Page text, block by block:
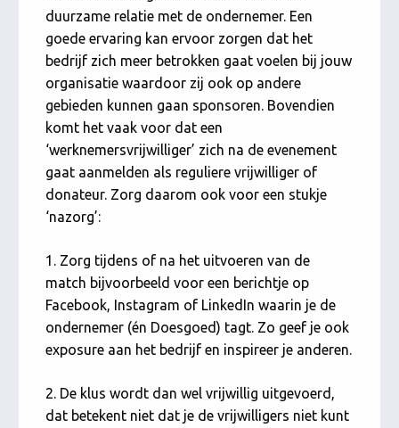
duurzame relatie met de ondernemer. Een
goede ervaring kan ervoor zorgen dat het
bedrijf zich meer betrokken gaat voelen bij jouw
organisatie waardoor zij ook op andere
gebieden kunnen gaan sponsoren. Bovendien
komt het vaak voor dat een
‘werknemersvrijwilliger’ zich na de evenement
gaat aanmelden als reguliere vrijwilliger of
donateur. Zorg daarom ook voor een stukje
‘nazorg’:
1. Zorg tijdens of na het uitvoeren van de
match bijvoorbeeld voor een berichtje op
Facebook, Instagram of LinkedIn waarin je de
ondernemer (én Doesgoed) tagt. Zo geef je ook
exposure aan het bedrijf en inspireer je anderen.
2. De klus wordt dan wel vrijwillig uitgevoerd,
dat betekent niet dat je de vrijwilligers niet kunt